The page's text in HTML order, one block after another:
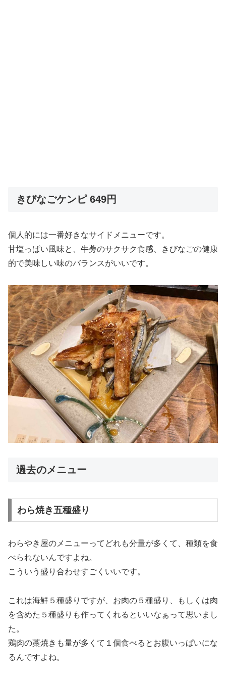
きびなごケンピ 649円
個人的には一番好きなサイドメニューです。
甘塩っぱい風味と、牛蒡のサクサク食感、きびなごの健康
的で美味しい味のバランスがいいです。
過去のメニュー
わら焼き五種盛り
わらやき屋のメニューってどれも分量が多くて、種類を食
べられないんですよね。
こういう盛り合わせすごくいいです。
これは海鮮５種盛りですが、お肉の５種盛り、もしくは肉
を含めた５種盛りも作ってくれるといいなぁって思いまし
た。
鶏肉の藁焼きも量が多くて１個食べるとお腹いっぱいにな
るんですよね。